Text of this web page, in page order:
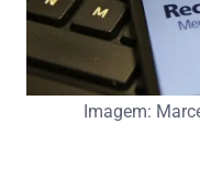
Imagem: